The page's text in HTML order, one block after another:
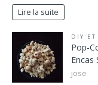
Lire la suite
DIY ET
Pop-
Encas
jose